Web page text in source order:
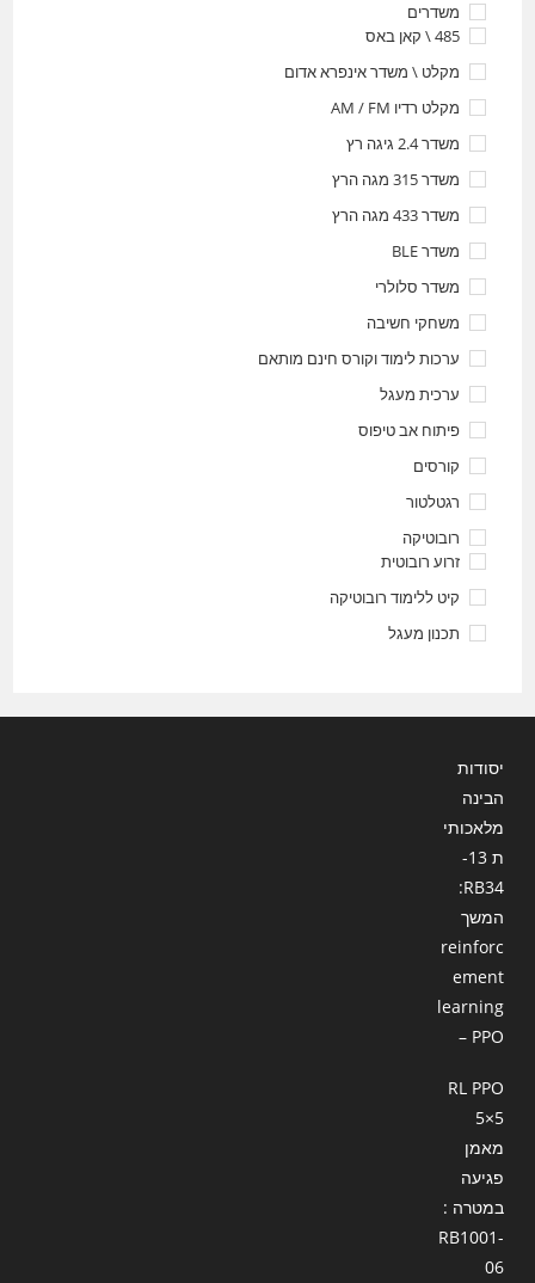
משדרים
485 \ קאן באס
מקלט \ משדר אינפרא אדום
מקלט רדיו AM / FM
משדר 2.4 גיגה רץ
משדר 315 מגה הרץ
משדר 433 מגה הרץ
משדר BLE
משדר סלולרי
משחקי חשיבה
ערכות לימוד וקורס חינם מותאם
ערכית מעגל
פיתוח אב טיפוס
קורסים
רגטלטור
רובוטיקה
זרוע רובוטית
קיט ללימוד רובוטיקה
תכנון מעגל
יסודות
הבינה
מלאכותי
ת 13-
RB34:
המשך
reinforc
ement
learning
– PPO
RL PPO
5×5
מאמן
פגיעה
במטרה :
RB1001-
06